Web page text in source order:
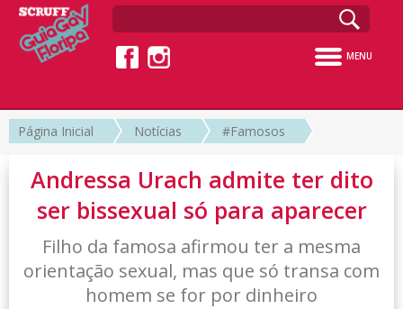
MENU
Página Inicial Notícias #Famosos
Andressa Urach admite ter dito
ser bissexual só para aparecer
Filho da famosa afirmou ter a mesma
orientação sexual, mas que só transa com
homem se for por dinheiro